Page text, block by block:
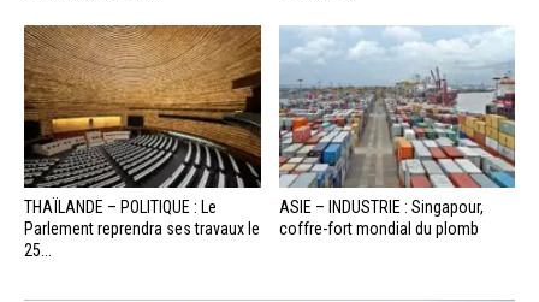
THAÏLANDE – POLITIQUE : Le
Parlement reprendra ses travaux le
25...
ASIE – INDUSTRIE : Singapour,
coffre-fort mondial du plomb